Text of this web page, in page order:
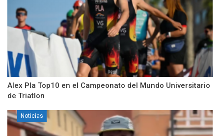
Alex Pla Top10 en el Campeonato del Mundo Universitario
de Triatlon
Noticias